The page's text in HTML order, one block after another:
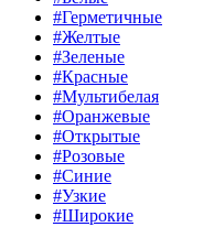
#Герметичные
#Желтые
#Зеленые
#Красные
#Мультибелая
#Оранжевые
#Открытые
#Розовые
#Синие
#Узкие
#Широкие